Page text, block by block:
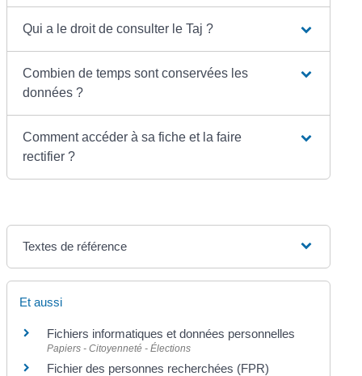
Qui a le droit de consulter le Taj ?
Combien de temps sont conservées les
données ?
Comment accéder à sa fiche et la faire
rectifier ?
Textes de référence
Et aussi
Fichiers informatiques et données personnelles
Papiers - Citoyenneté - Élections
Fichier des personnes recherchées (FPR)